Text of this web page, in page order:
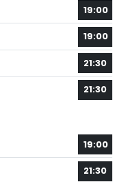
19:00
19:00
21:30
21:30
19:00
21:30